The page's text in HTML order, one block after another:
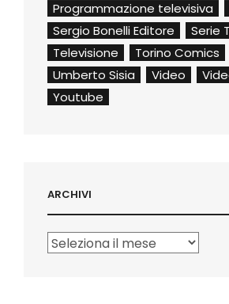
Programmazione televisiva
Sergio Bonelli Editore
Serie
Televisione
Torino Comics
Umberto Sisia
Video
Youtube
ARCHIVI
Archivi